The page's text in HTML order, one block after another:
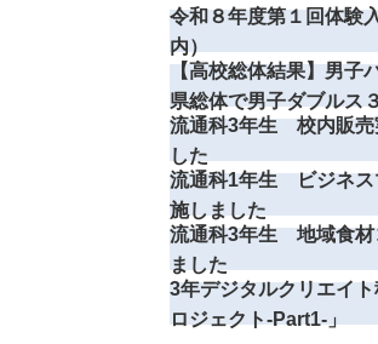
令和８年度第１回体験
内）
【高校総体結果】男子
県総体で男子ダブルス
流通科3年生 校内販売
した
流通科1年生 ビジネス
施しました
流通科3年生 地域食材
ました
3年デジタルクリエイ
ロジェクト-Part1‐」